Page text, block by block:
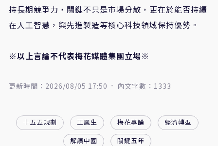
持長期競爭力，關鍵不只是市場分散，更在於能否持續
在人工智慧，與先進製造等核心科技領域保持優勢。
※以上言論不代表梅花媒體集團立場※
更新時間：2026/08/05 17:50 內文字數：1333
十五五規劃 王鳳生 梅花專論
經濟轉型
解讀中國
關鍵五年